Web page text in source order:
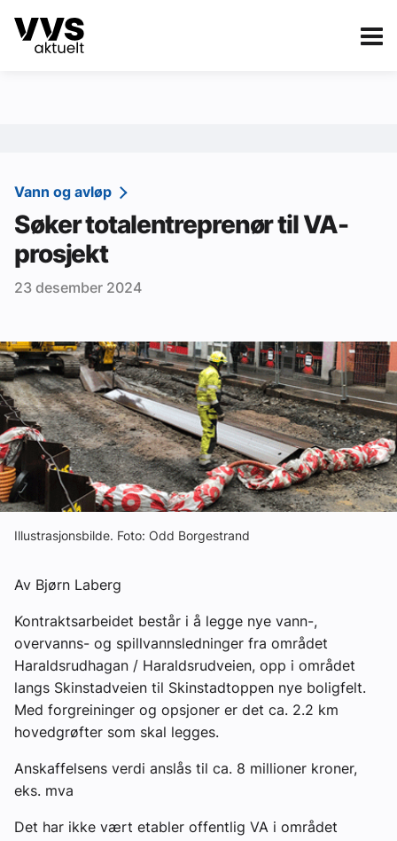
Kategorier
Sanitær
Ventilasjon
Varme og energi
Aktuelle prosjekter
Om VVS Aktuelt
Kontakt oss:
Abonner på fagbladet Byggfakta Nyheter
Annonsere i VVS Aktuelt
eBlad
Vann og avløp
Søker totalentreprenør til VA-
prosjekt
23 desember 2024
Illustrasjonsbilde. Foto: Odd Borgestrand
Av Bjørn Laberg
Kontraktsarbeidet består i å legge nye vann-,
overvanns- og spillvannsledninger fra området
Haraldsrudhagan / Haraldsrudveien, opp i området
langs Skinstadveien til Skinstadtoppen nye boligfelt.
Med forgreininger og opsjoner er det ca. 2.2 km
hovedgrøfter som skal legges.
Anskaffelsens verdi anslås til ca. 8 millioner kroner,
eks. mva
Det har ikke vært etabler offentlig VA i området